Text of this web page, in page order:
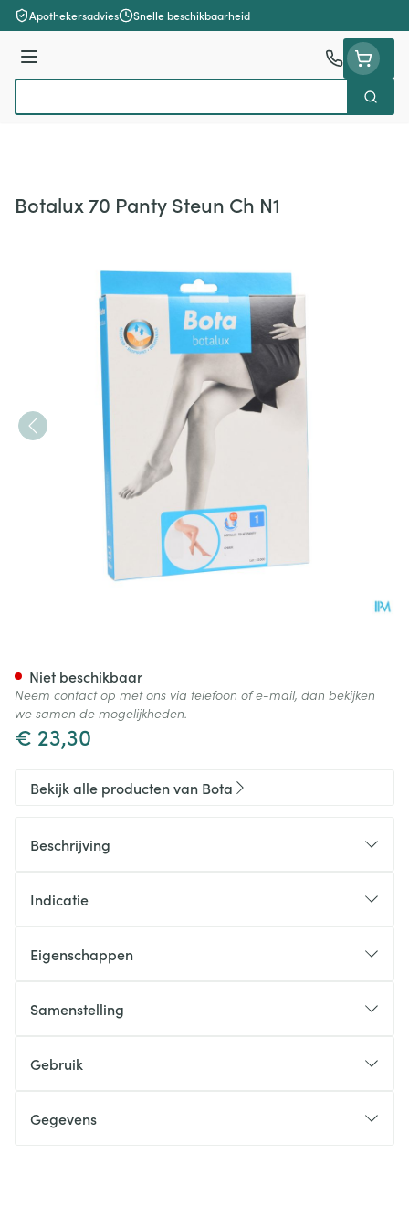
Ga naar de inhoud
Apothekersadvies Snelle beschikbaarheid
Menu
Zoek
Botalux 70 Panty Steun Ch N1
€ 23,30
Niet beschikbaar
Neem contact op met ons via telefoon of e-mail, dan bekijken
we samen de mogelijkheden.
Bekijk alle producten van Bota
Beschrijving
Indicatie
Eigenschappen
Samenstelling
Gebruik
Gegevens